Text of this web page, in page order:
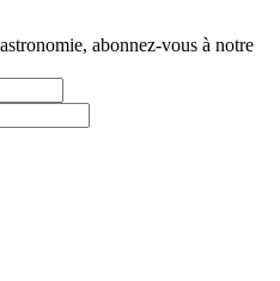
abonnez-vous à notre